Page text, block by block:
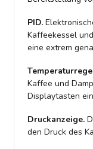
PID.
Kaffeekessel
eine extrem
Kaffee und
Displaytasten
Druckanzeige.
den Druck des